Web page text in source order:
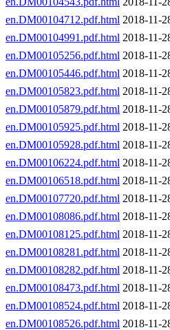
en.DM00104712.pdf.html 2018-11-
en.DM00104991.pdf.html 2018-11-
en.DM00105256.pdf.html 2018-11-
en.DM00105446.pdf.html 2018-11-
en.DM00105823.pdf.html 2018-11-
en.DM00105879.pdf.html 2018-11-
en.DM00105925.pdf.html 2018-11-
en.DM00105928.pdf.html 2018-11-
en.DM00106224.pdf.html 2018-11-
en.DM00106518.pdf.html 2018-11-
en.DM00107720.pdf.html 2018-11-
en.DM00108086.pdf.html 2018-11-
en.DM00108125.pdf.html 2018-11-
en.DM00108281.pdf.html 2018-11-
en.DM00108282.pdf.html 2018-11-
en.DM00108473.pdf.html 2018-11-
en.DM00108524.pdf.html 2018-11-
en.DM00108526.pdf.html 2018-11-